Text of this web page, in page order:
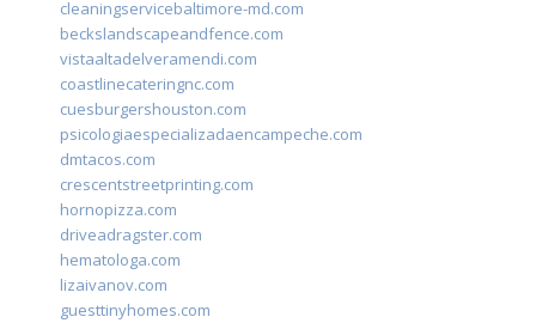
cleaningservicebaltimore-md.com
beckslandscapeandfence.com
vistaaltadelveramendi.com
coastlinecateringnc.com
cuesburgershouston.com
psicologiaespecializadaencampeche.com
dmtacos.com
crescentstreetprinting.com
hornopizza.com
driveadragster.com
hematologa.com
lizaivanov.com
guesttinyhomes.com